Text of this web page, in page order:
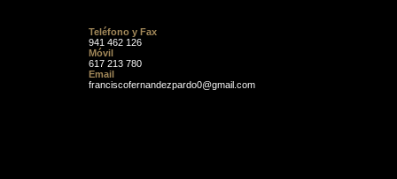
Teléfono y Fax
941 462 126
Móvil
617 213 780
Email
franciscofernandezpardo0@gmail.com